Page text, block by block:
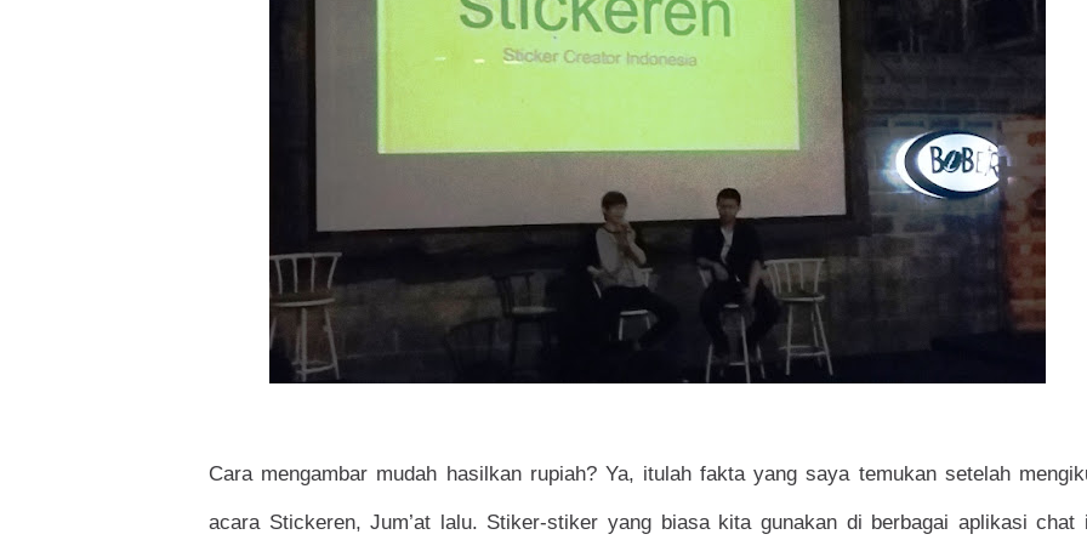
Cara mengambar mudah hasilkan rupiah? Ya, itulah fakta yang saya temukan setelah
acara Stickeren, Jum’at lalu. Stiker-stiker yang biasa kita gunakan di berbagai aplikasi chat